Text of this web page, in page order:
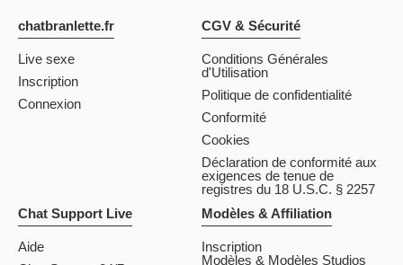
chatbranlette.fr
Live sexe
Inscription
Connexion
CGV & Sécurité
Conditions Générales
d'Utilisation
Politique de confidentialité
Conformité
Cookies
Déclaration de conformité aux
exigences de tenue de
registres du 18 U.S.C. § 2257
Chat Support Live
Aide
Modèles & Affiliation
Inscription
Modèles & Modèles Studios